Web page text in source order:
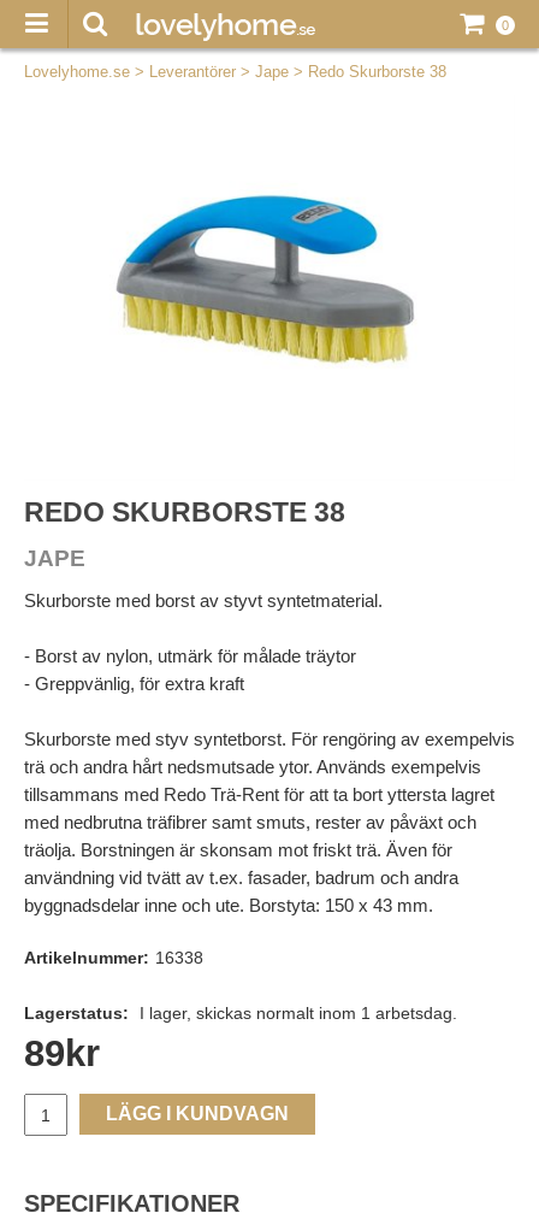
0
Lovelyhome.se > Leverantörer > Jape > Redo Skurborste 38
REDO SKURBORSTE 38
JAPE
Skurborste med borst av styvt syntetmaterial.
- Borst av nylon, utmärk för målade träytor
- Greppvänlig, för extra kraft
Skurborste med styv syntetborst. För rengöring av exempelvis
trä och andra hårt nedsmutsade ytor. Används exempelvis
tillsammans med Redo Trä-Rent för att ta bort yttersta lagret
med nedbrutna träfibrer samt smuts, rester av påväxt och
träolja. Borstningen är skonsam mot friskt trä. Även för
användning vid tvätt av t.ex. fasader, badrum och andra
byggnadsdelar inne och ute. Borstyta: 150 x 43 mm.
Artikelnummer: 16338
Lagerstatus: I lager, skickas normalt inom 1 arbetsdag.
89 kr
LÄGG I KUNDVAGN
SPECIFIKATIONER